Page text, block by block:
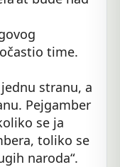
time.
stranu, a
Pejgamber
se ja
toliko se
naroda“.